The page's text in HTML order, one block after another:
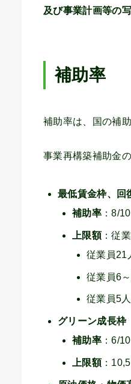
及び事業計画等の
補助率
補助率は、国の補
事業再構築補助金
最低賃金枠、回
補助率：8/
上限額：従
従業員21
従業員6
従業員5
グリーン成長枠
補助率：6/
上限額：